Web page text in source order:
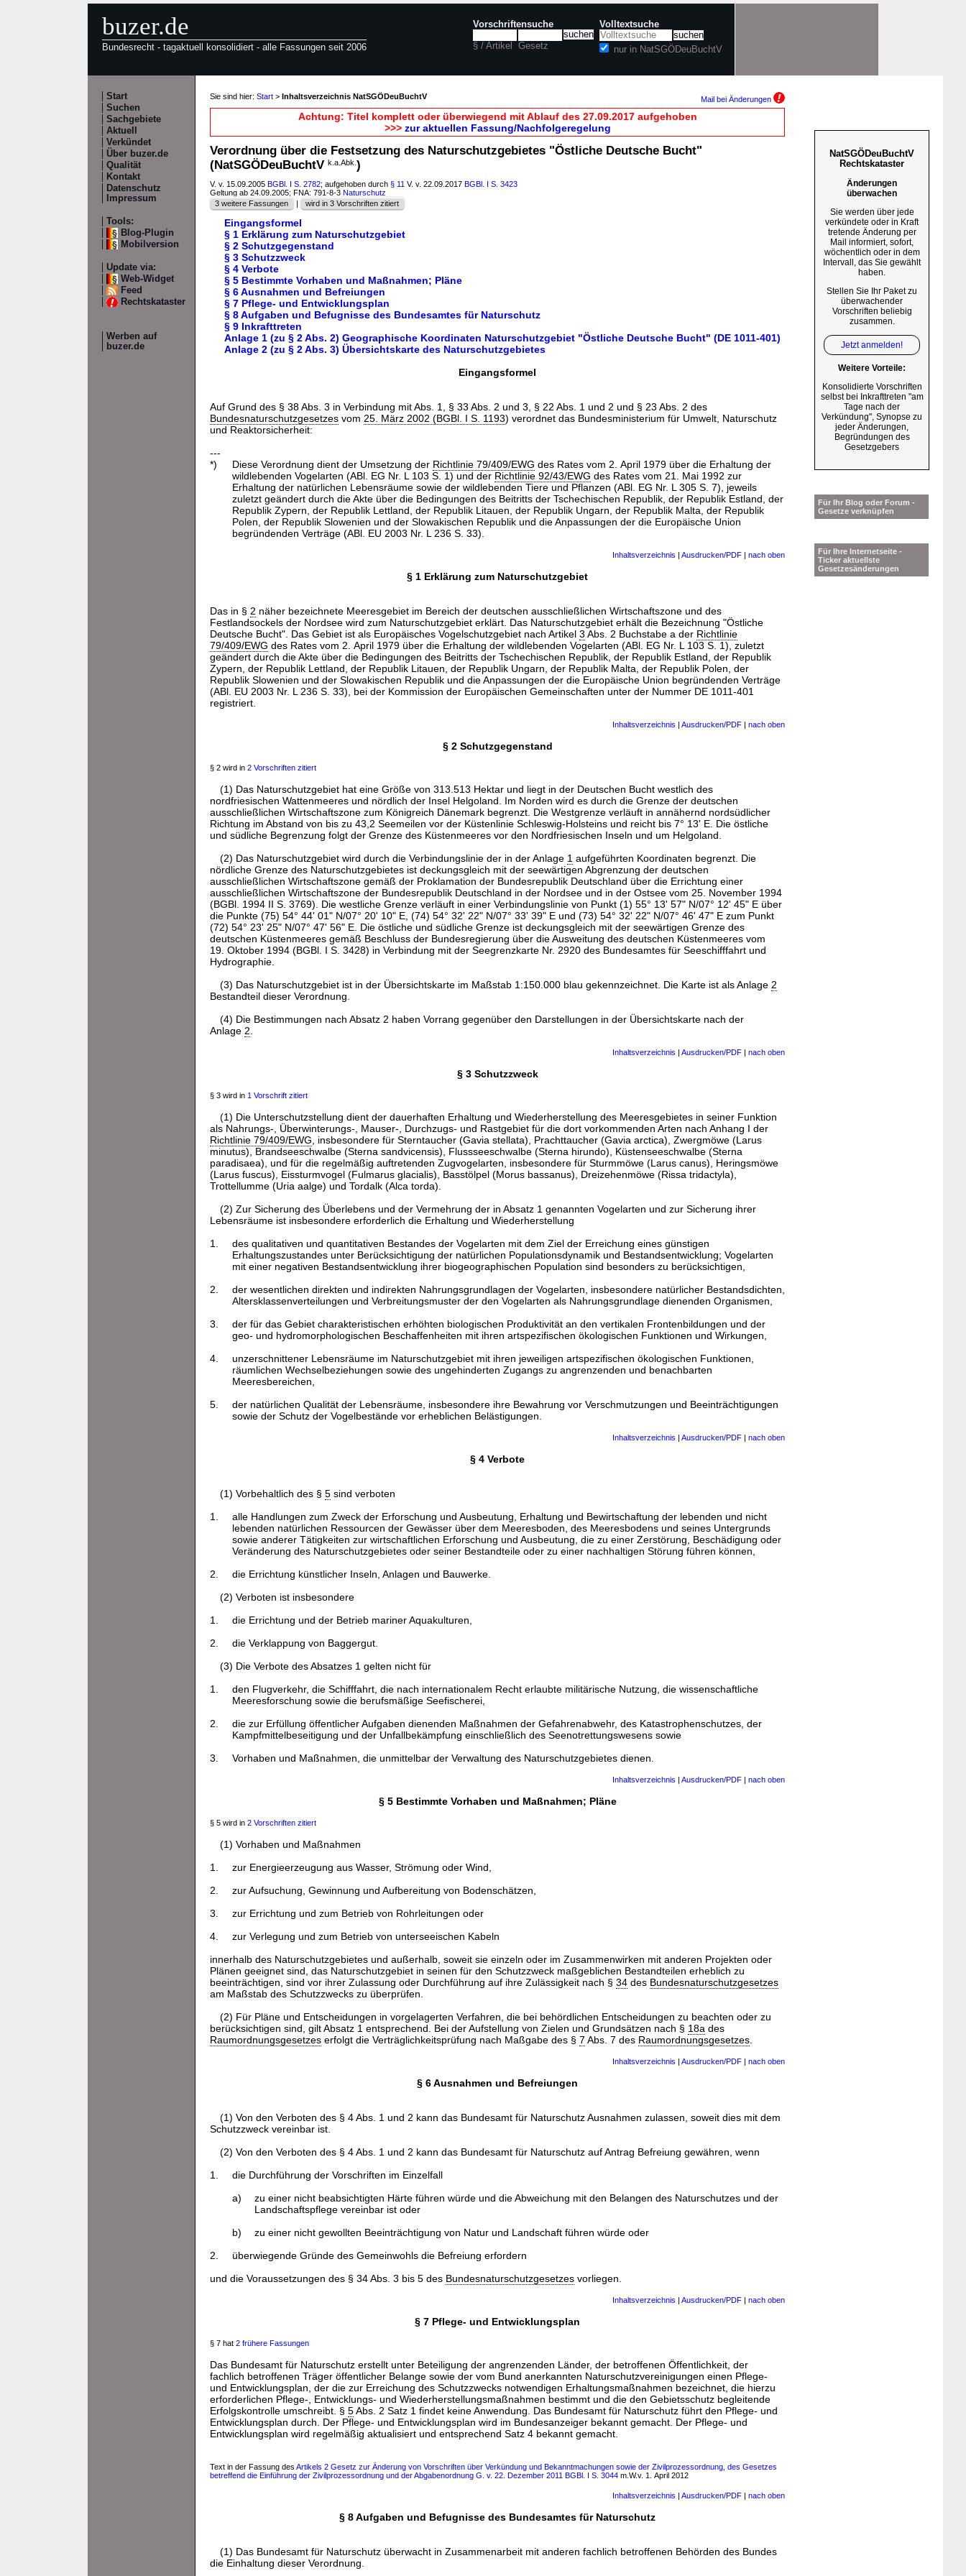
buzer.de
Bundesrecht - tagaktuell konsolidiert - alle Fassungen seit 2006
Vorschriftensuche
§ / Artikel Gesetz
Volltextsuche
nur in NatSGÖDeuBuchtV
Start
Suchen
Sachgebiete
Aktuell
Verkündet
Über buzer.de
Qualität
Kontakt
Datenschutz
Impressum
Tools:
Blog-Plugin
Mobilversion
Update via:
Web-Widget
Feed
Rechtskataster
Werben auf
buzer.de
Sie sind hier: Start > Inhaltsverzeichnis NatSGÖDeuBuchtV Mail bei Änderungen
Achtung: Titel komplett oder überwiegend mit Ablauf des 27.09.2017 aufgehoben
>>> zur aktuellen Fassung/Nachfolgeregelung
Verordnung über die Festsetzung des Naturschutzgebietes "Östliche Deutsche Bucht"
(NatSGÖDeuBuchtV k.a.Abk. )
V. v. 15.09.2005 BGBl. I S. 2782; aufgehoben durch § 11 V. v. 22.09.2017 BGBl. I S. 3423
Geltung ab 24.09.2005; FNA: 791-8-3 Naturschutz
3 weitere Fassungen
| wird in 3 Vorschriften zitiert
Eingangsformel
§ 1 Erklärung zum Naturschutzgebiet
§ 2 Schutzgegenstand
§ 3 Schutzzweck
§ 4 Verbote
§ 5 Bestimmte Vorhaben und Maßnahmen; Pläne
§ 6 Ausnahmen und Befreiungen
§ 7 Pflege- und Entwicklungsplan
§ 8 Aufgaben und Befugnisse des Bundesamtes für Naturschutz
§ 9 Inkrafttreten
Anlage 1 (zu § 2 Abs. 2) Geographische Koordinaten Naturschutzgebiet "Östliche Deutsche Bucht" (DE 1011-401)
Anlage 2 (zu § 2 Abs. 3) Übersichtskarte des Naturschutzgebietes
Eingangsformel
Auf Grund des § 38 Abs. 3 in Verbindung mit Abs. 1, § 33 Abs. 2 und 3, § 22 Abs. 1 und 2 und § 23 Abs. 2 des
Bundesnaturschutzgesetzes vom 25. März 2002 (BGBl. I S. 1193) verordnet das Bundesministerium für Umwelt, Naturschutz
und Reaktorsicherheit:
---
*)
Diese Verordnung dient der Umsetzung der Richtlinie 79/409/EWG des Rates vom 2. April 1979 über die Erhaltung der
wildlebenden Vogelarten (ABl. EG Nr. L 103 S. 1) und der Richtlinie 92/43/EWG des Rates vom 21. Mai 1992 zur
Erhaltung der natürlichen Lebensräume sowie der wildlebenden Tiere und Pflanzen (ABl. EG Nr. L 305 S. 7), jeweils
zuletzt geändert durch die Akte über die Bedingungen des Beitritts der Tschechischen Republik, der Republik Estland, der
Republik Zypern, der Republik Lettland, der Republik Litauen, der Republik Ungarn, der Republik Malta, der Republik
Polen, der Republik Slowenien und der Slowakischen Republik und die Anpassungen der die Europäische Union
begründenden Verträge (ABl. EU 2003 Nr. L 236 S. 33).
Inhaltsverzeichnis | Ausdrucken/PDF | nach oben
§ 1 Erklärung zum Naturschutzgebiet
Das in § 2 näher bezeichnete Meeresgebiet im Bereich der deutschen ausschließlichen Wirtschaftszone und des
Festlandsockels der Nordsee wird zum Naturschutzgebiet erklärt. Das Naturschutzgebiet erhält die Bezeichnung "Östliche
Deutsche Bucht". Das Gebiet ist als Europäisches Vogelschutzgebiet nach Artikel 3 Abs. 2 Buchstabe a der Richtlinie
79/409/EWG des Rates vom 2. April 1979 über die Erhaltung der wildlebenden Vogelarten (ABl. EG Nr. L 103 S. 1), zuletzt
geändert durch die Akte über die Bedingungen des Beitritts der Tschechischen Republik, der Republik Estland, der Republik
Zypern, der Republik Lettland, der Republik Litauen, der Republik Ungarn, der Republik Malta, der Republik Polen, der
Republik Slowenien und der Slowakischen Republik und die Anpassungen der die Europäische Union begründenden Verträge
(ABl. EU 2003 Nr. L 236 S. 33), bei der Kommission der Europäischen Gemeinschaften unter der Nummer DE 1011-401
registriert.
Inhaltsverzeichnis | Ausdrucken/PDF | nach oben
§ 2 Schutzgegenstand
§ 2 wird in 2 Vorschriften zitiert
(1) Das Naturschutzgebiet hat eine Größe von 313.513 Hektar und liegt in der Deutschen Bucht westlich des
nordfriesischen Wattenmeeres und nördlich der Insel Helgoland. Im Norden wird es durch die Grenze der deutschen
ausschließlichen Wirtschaftszone zum Königreich Dänemark begrenzt. Die Westgrenze verläuft in annähernd nordsüdlicher
Richtung im Abstand von bis zu 43,2 Seemeilen vor der Küstenlinie Schleswig-Holsteins und reicht bis 7° 13' E. Die östliche
und südliche Begrenzung folgt der Grenze des Küstenmeeres vor den Nordfriesischen Inseln und um Helgoland.
(2) Das Naturschutzgebiet wird durch die Verbindungslinie der in der Anlage 1 aufgeführten Koordinaten begrenzt. Die
nördliche Grenze des Naturschutzgebietes ist deckungsgleich mit der seewärtigen Abgrenzung der deutschen
ausschließlichen Wirtschaftszone gemäß der Proklamation der Bundesrepublik Deutschland über die Errichtung einer
ausschließlichen Wirtschaftszone der Bundesrepublik Deutschland in der Nordsee und in der Ostsee vom 25. November 1994
(BGBl. 1994 II S. 3769). Die westliche Grenze verläuft in einer Verbindungslinie von Punkt (1) 55° 13' 57" N/07° 12' 45" E über
die Punkte (75) 54° 44' 01" N/07° 20' 10" E, (74) 54° 32' 22" N/07° 33' 39" E und (73) 54° 32' 22" N/07° 46' 47" E zum Punkt
(72) 54° 23' 25" N/07° 47' 56" E. Die östliche und südliche Grenze ist deckungsgleich mit der seewärtigen Grenze des
deutschen Küstenmeeres gemäß Beschluss der Bundesregierung über die Ausweitung des deutschen Küstenmeeres vom
19. Oktober 1994 (BGBl. I S. 3428) in Verbindung mit der Seegrenzkarte Nr. 2920 des Bundesamtes für Seeschifffahrt und
Hydrographie.
(3) Das Naturschutzgebiet ist in der Übersichtskarte im Maßstab 1:150.000 blau gekennzeichnet. Die Karte ist als Anlage 2
Bestandteil dieser Verordnung.
(4) Die Bestimmungen nach Absatz 2 haben Vorrang gegenüber den Darstellungen in der Übersichtskarte nach der
Anlage 2
Inhaltsverzeichnis | Ausdrucken/PDF | nach oben
§ 3 Schutzzweck
§ 3 wird in 1 Vorschrift zitiert
(1) Die Unterschutzstellung dient der dauerhaften Erhaltung und Wiederherstellung des Meeresgebietes in seiner Funktion
als Nahrungs-, Überwinterungs-, Mauser-, Durchzugs- und Rastgebiet für die dort vorkommenden Arten nach Anhang I der
Richtlinie 79/409/EWG , insbesondere für Sterntaucher (Gavia stellata), Prachttaucher (Gavia arctica), Zwergmöwe (Larus
minutus), Brandseeschwalbe (Sterna sandvicensis), Flussseeschwalbe (Sterna hirundo), Küstenseeschwalbe (Sterna
paradisaea), und für die regelmäßig auftretenden Zugvogelarten, insbesondere für Sturmmöwe (Larus canus), Heringsmöwe
(Larus fuscus), Eissturmvogel (Fulmarus glacialis), Basstölpel (Morus bassanus), Dreizehenmöwe (Rissa tridactyla),
Trottellumme (Uria aalge) und Tordalk (Alca torda).
(2) Zur Sicherung des Überlebens und der Vermehrung der in Absatz 1 genannten Vogelarten und zur Sicherung ihrer
Lebensräume ist insbesondere erforderlich die Erhaltung und Wiederherstellung
1.
des qualitativen und quantitativen Bestandes der Vogelarten mit dem Ziel der Erreichung eines günstigen
Erhaltungszustandes unter Berücksichtigung der natürlichen Populationsdynamik und Bestandsentwicklung; Vogelarten
mit einer negativen Bestandsentwicklung ihrer biogeographischen Population sind besonders zu berücksichtigen,
2.
der wesentlichen direkten und indirekten Nahrungsgrundlagen der Vogelarten, insbesondere natürlicher Bestandsdichten,
Altersklassenverteilungen und Verbreitungsmuster der den Vogelarten als Nahrungsgrundlage dienenden Organismen,
3.
der für das Gebiet charakteristischen erhöhten biologischen Produktivität an den vertikalen Frontenbildungen und der
geo- und hydromorphologischen Beschaffenheiten mit ihren artspezifischen ökologischen Funktionen und Wirkungen,
4.
unzerschnittener Lebensräume im Naturschutzgebiet mit ihren jeweiligen artspezifischen ökologischen Funktionen,
räumlichen Wechselbeziehungen sowie des ungehinderten Zugangs zu angrenzenden und benachbarten
Meeresbereichen,
5.
der natürlichen Qualität der Lebensräume, insbesondere ihre Bewahrung vor Verschmutzungen und Beeinträchtigungen
sowie der Schutz der Vogelbestände vor erheblichen Belästigungen.
Inhaltsverzeichnis | Ausdrucken/PDF | nach oben
§ 4 Verbote
(1) Vorbehaltlich des § 5 sind verboten
1.
alle Handlungen zum Zweck der Erforschung und Ausbeutung, Erhaltung und Bewirtschaftung der lebenden und nicht
lebenden natürlichen Ressourcen der Gewässer über dem Meeresboden, des Meeresbodens und seines Untergrunds
sowie anderer Tätigkeiten zur wirtschaftlichen Erforschung und Ausbeutung, die zu einer Zerstörung, Beschädigung oder
Veränderung des Naturschutzgebietes oder seiner Bestandteile oder zu einer nachhaltigen Störung führen können,
2.
die Errichtung künstlicher Inseln, Anlagen und Bauwerke.
(2) Verboten ist insbesondere
1.
die Errichtung und der Betrieb mariner Aquakulturen,
2.
die Verklappung von Baggergut.
(3) Die Verbote des Absatzes 1 gelten nicht für
1.
den Flugverkehr, die Schifffahrt, die nach internationalem Recht erlaubte militärische Nutzung, die wissenschaftliche
Meeresforschung sowie die berufsmäßige Seefischerei,
2.
die zur Erfüllung öffentlicher Aufgaben dienenden Maßnahmen der Gefahrenabwehr, des Katastrophenschutzes, der
Kampfmittelbeseitigung und der Unfallbekämpfung einschließlich des Seenotrettungswesens sowie
3.
Vorhaben und Maßnahmen, die unmittelbar der Verwaltung des Naturschutzgebietes dienen.
Inhaltsverzeichnis | Ausdrucken/PDF | nach oben
§ 5 Bestimmte Vorhaben und Maßnahmen; Pläne
§ 5 wird in 2 Vorschriften zitiert
(1) Vorhaben und Maßnahmen
1.
zur Energieerzeugung aus Wasser, Strömung oder Wind,
2.
zur Aufsuchung, Gewinnung und Aufbereitung von Bodenschätzen,
3.
zur Errichtung und zum Betrieb von Rohrleitungen oder
4.
zur Verlegung und zum Betrieb von unterseeischen Kabeln
innerhalb des Naturschutzgebietes und außerhalb, soweit sie einzeln oder im Zusammenwirken mit anderen Projekten oder
Plänen geeignet sind, das Naturschutzgebiet in seinen für den Schutzzweck maßgeblichen Bestandteilen erheblich zu
beeinträchtigen, sind vor ihrer Zulassung oder Durchführung auf ihre Zulässigkeit nach § 34 des Bundesnaturschutzgesetzes
am Maßstab des Schutzzwecks zu überprüfen.
(2) Für Pläne und Entscheidungen in vorgelagerten Verfahren, die bei behördlichen Entscheidungen zu beachten oder zu
berücksichtigen sind, gilt Absatz 1 entsprechend. Bei der Aufstellung von Zielen und Grundsätzen nach § 18a des
Raumordnungsgesetzes erfolgt die Verträglichkeitsprüfung nach Maßgabe des § 7 Abs. 7 des Raumordnungsgesetzes
Inhaltsverzeichnis | Ausdrucken/PDF | nach oben
§ 6 Ausnahmen und Befreiungen
(1) Von den Verboten des § 4 Abs. 1 und 2 kann das Bundesamt für Naturschutz Ausnahmen zulassen, soweit dies mit dem
Schutzzweck vereinbar ist.
(2) Von den Verboten des § 4 Abs. 1 und 2 kann das Bundesamt für Naturschutz auf Antrag Befreiung gewähren, wenn
1.
die Durchführung der Vorschriften im Einzelfall
a)
zu einer nicht beabsichtigten Härte führen würde und die Abweichung mit den Belangen des Naturschutzes und der
Landschaftspflege vereinbar ist oder
b)
zu einer nicht gewollten Beeinträchtigung von Natur und Landschaft führen würde oder
2.
überwiegende Gründe des Gemeinwohls die Befreiung erfordern
und die Voraussetzungen des § 34 Abs. 3 bis 5 des Bundesnaturschutzgesetzes vorliegen.
Inhaltsverzeichnis | Ausdrucken/PDF | nach oben
§ 7 Pflege- und Entwicklungsplan
§ 7 hat 2 frühere Fassungen
Das Bundesamt für Naturschutz erstellt unter Beteiligung der angrenzenden Länder, der betroffenen Öffentlichkeit, der
fachlich betroffenen Träger öffentlicher Belange sowie der vom Bund anerkannten Naturschutzvereinigungen einen Pflege-
und Entwicklungsplan, der die zur Erreichung des Schutzzwecks notwendigen Erhaltungsmaßnahmen bezeichnet, die hierzu
erforderlichen Pflege-, Entwicklungs- und Wiederherstellungsmaßnahmen bestimmt und die den Gebietsschutz begleitende
Erfolgskontrolle umschreibt. § 5Abs. 2 Satz 1 findet keine Anwendung. Das Bundesamt für Naturschutz führt den Pflege- und
Entwicklungsplan durch. Der Pflege- und Entwicklungsplan wird im Bundesanzeiger bekannt gemacht. Der Pflege- und
Entwicklungsplan wird regelmäßig aktualisiert und entsprechend Satz 4 bekannt gemacht.
Text in der Fassung des Artikels 2 Gesetz zur Änderung von Vorschriften über Verkündung und Bekanntmachungen sowie der Zivilprozessordnung, des Gesetzes
betreffend die Einführung der Zivilprozessordnung und der Abgabenordnung G. v. 22. Dezember 2011 BGBl. I S. 3044 m.W.v. 1. April 2012
Inhaltsverzeichnis | Ausdrucken/PDF | nach oben
§ 8 Aufgaben und Befugnisse des Bundesamtes für Naturschutz
(1) Das Bundesamt für Naturschutz überwacht in Zusammenarbeit mit anderen fachlich betroffenen Behörden des Bundes
die Einhaltung dieser Verordnung.
NatSGÖDeuBuchtV
Rechtskataster
Änderungen
überwachen
Sie werden über jede
verkündete oder in Kraft
tretende Änderung per
Mail informiert, sofort,
wöchentlich oder in dem
Intervall, das Sie gewählt
haben.
Stellen Sie Ihr Paket zu
überwachender
Vorschriften beliebig
zusammen.
Jetzt anmelden!
Weitere Vorteile:
Konsolidierte Vorschriften
selbst bei Inkrafttreten "am
Tage nach der
Verkündung", Synopse zu
jeder Änderungen,
Begründungen des
Gesetzgebers
Für Ihr Blog oder Forum -
Gesetze verknüpfen
Für Ihre Internetseite -
Ticker aktuellste
Gesetzesänderungen